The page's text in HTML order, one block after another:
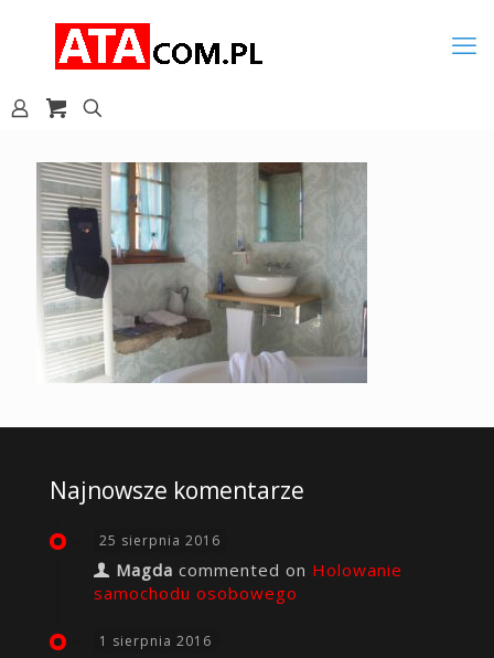
Najnowsze komentarze
25 sierpnia 2016
Magda commented on Holowanie
samochodu osobowego
1 sierpnia 2016